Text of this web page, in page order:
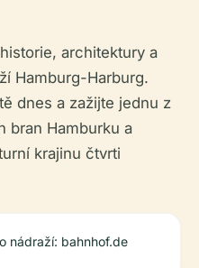
architektury a
Hamburg-Harburg.
dnes a zažijte jednu z
bran Hamburku a
krajinu čtvrti
nádraží: bahnhof.de